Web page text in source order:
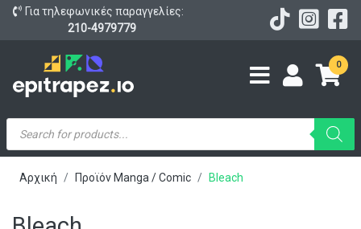
Για τηλεφωνικές παραγγελίες:
210-4979779
0
Products
search
Αρχική Προϊόν Manga / Comic Bleach